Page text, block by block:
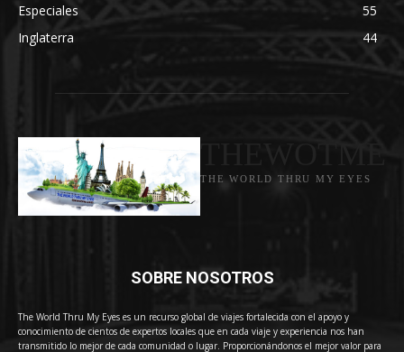
Especiales
55
Inglaterra
44
THE WORLD THRU MY EYES
SOBRE NOSOTROS
The World Thru My Eyes es un recurso global de viajes fortalecida con el apoyo y
conocimiento de cientos de expertos locales que en cada viaje y experiencia nos han
transmitido lo mejor de cada comunidad o lugar. Proporcionándonos el mejor valor para